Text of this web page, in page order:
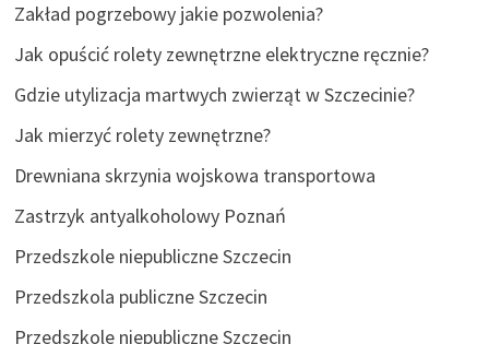
Zakład pogrzebowy jakie pozwolenia?
Jak opuścić rolety zewnętrzne elektryczne ręcznie?
Gdzie utylizacja martwych zwierząt w Szczecinie?
Jak mierzyć rolety zewnętrzne?
Drewniana skrzynia wojskowa transportowa
Zastrzyk antyalkoholowy Poznań
Przedszkole niepubliczne Szczecin
Przedszkola publiczne Szczecin
Przedszkole niepubliczne Szczecin